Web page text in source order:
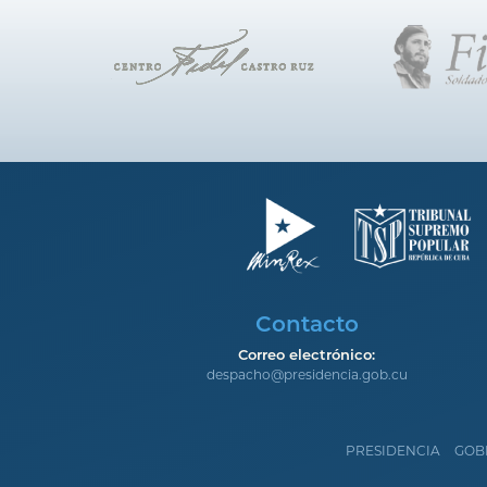
Contacto
Correo electrónico:
despacho@presidencia.gob.cu
PRESIDENCIA